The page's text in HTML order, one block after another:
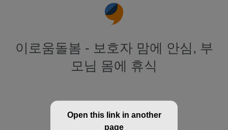
이로움돌봄 - 보호자 맘에 안심, 부
모님 몸에 휴식